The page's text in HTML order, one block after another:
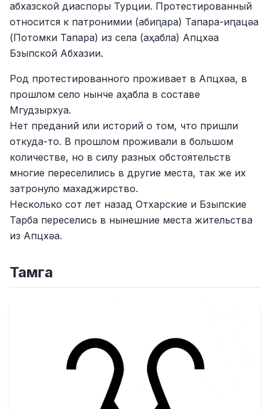
абхазской диаспоры Турции. Протестированный
относится к патронимии (абиԥара) Тапара-иԥацәа
(Потомки Тапара) из села (аҳабла) Апцхәа
Бзыпской Абхазии.
Род протестированного проживает в Апцхәа, в
прошлом село нынче аҳабла в составе
Мгудзырхуа.
Нет преданий или историй о том, что пришли
откуда-то. В прошлом проживали в большом
количестве, но в силу разных обстоятельств
многие переселились в другие места, так же их
затронуло махаджирство.
Несколько сот лет назад Отхарские и Бзыпские
Тарба переселись в нынешние места жительства
из Апцхәа.
Тамга